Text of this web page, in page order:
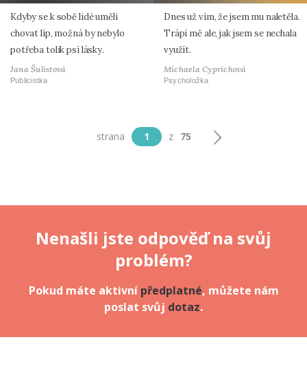
Kdyby se k sobě lidé uměli
chovat líp, možná by nebylo
potřeba tolik psí lásky.
Jana Šulistová
Publicistka
Dnes už vím, že jsem mu naletěla.
Trápí mě ale, jak jsem se nechala
využít.
Michaela Cyprichová
Psycholožka
strana 1 z 75
Nenašli jste odpověď na svůj
problém?
Pokud máte aktivní předplatné, můžete nám
poslat svůj dotaz.